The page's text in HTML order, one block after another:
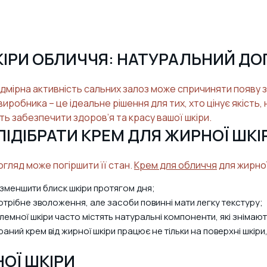
ОБЛИЧЧЯ: НАТУРАЛЬНИЙ
активність сальних залоз може спричиняти появу
– це ідеальне рішення для тих, хто цінує
забезпечити здоров’я та красу вашої шкіри.
КРЕМ ДЛЯ ЖИРНОЇ
може погіршити її стан.Крем для обличчядля
блиск шкіри протягом дня;
зволоження, але засоби повинні мати легку текстуру;
шкіри часто містять натуральні компоненти, які
крем від жирної шкіри працює не тільки на поверхні
ШКІРИ